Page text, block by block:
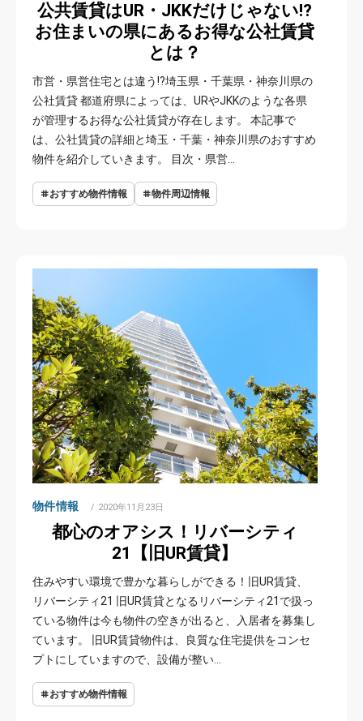
公共賃貸はUR・JKKだけじゃない!?
お住まいの県にあるお得な公社賃貸
とは？
市営・県営住宅とは違う!?埼玉県・千葉県・神奈川県の
公社賃貸 都道府県によっては、URやJKKのような各県
が管理するお得な公社賃貸が存在します。 本記事で
は、公社賃貸の詳細と埼玉・千葉・神奈川県のおすすめ
物件を紹介していきます。 目次・県営…
おすすめ物件情報 物件周辺情報
物件情報
POSTED
2020年11月23日
都心のオアシス！リバーシティ
21【旧UR賃貸】
住みやすい環境で豊かな暮らしができる！旧UR賃貸、
リバーシティ21 旧UR賃貸となるリバーシティ21で扱っ
ている物件は今も物件の空きが出ると、入居者を募集し
ています。 旧UR賃貸物件は、良質な住宅提供をコンセ
プトにしていますので、設備が整い…
おすすめ物件情報